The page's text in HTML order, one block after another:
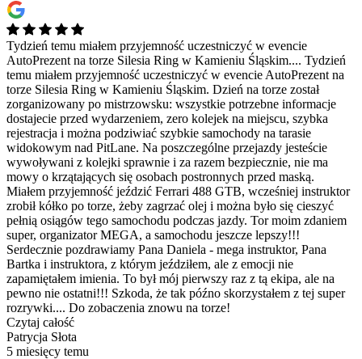
Tydzień temu miałem przyjemność uczestniczyć w evencie
AutoPrezent na torze Silesia Ring w Kamieniu Śląskim.... Tydzień
temu miałem przyjemność uczestniczyć w evencie AutoPrezent na
torze Silesia Ring w Kamieniu Śląskim. Dzień na torze został
zorganizowany po mistrzowsku: wszystkie potrzebne informacje
dostajecie przed wydarzeniem, zero kolejek na miejscu, szybka
rejestracja i można podziwiać szybkie samochody na tarasie
widokowym nad PitLane. Na poszczególne przejazdy jesteście
wywoływani z kolejki sprawnie i za razem bezpiecznie, nie ma
mowy o krzątających się osobach postronnych przed maską.
Miałem przyjemność jeździć Ferrari 488 GTB, wcześniej instruktor
zrobił kółko po torze, żeby zagrzać olej i można było się cieszyć
pełnią osiągów tego samochodu podczas jazdy. Tor moim zdaniem
super, organizator MEGA, a samochodu jeszcze lepszy!!!
Serdecznie pozdrawiamy Pana Daniela - mega instruktor, Pana
Bartka i instruktora, z którym jeździłem, ale z emocji nie
zapamiętałem imienia. To był mój pierwszy raz z tą ekipa, ale na
pewno nie ostatni!!! Szkoda, że tak późno skorzystałem z tej super
rozrywki.... Do zobaczenia znowu na torze!
Czytaj całość
Patrycja Słota
5 miesięcy temu